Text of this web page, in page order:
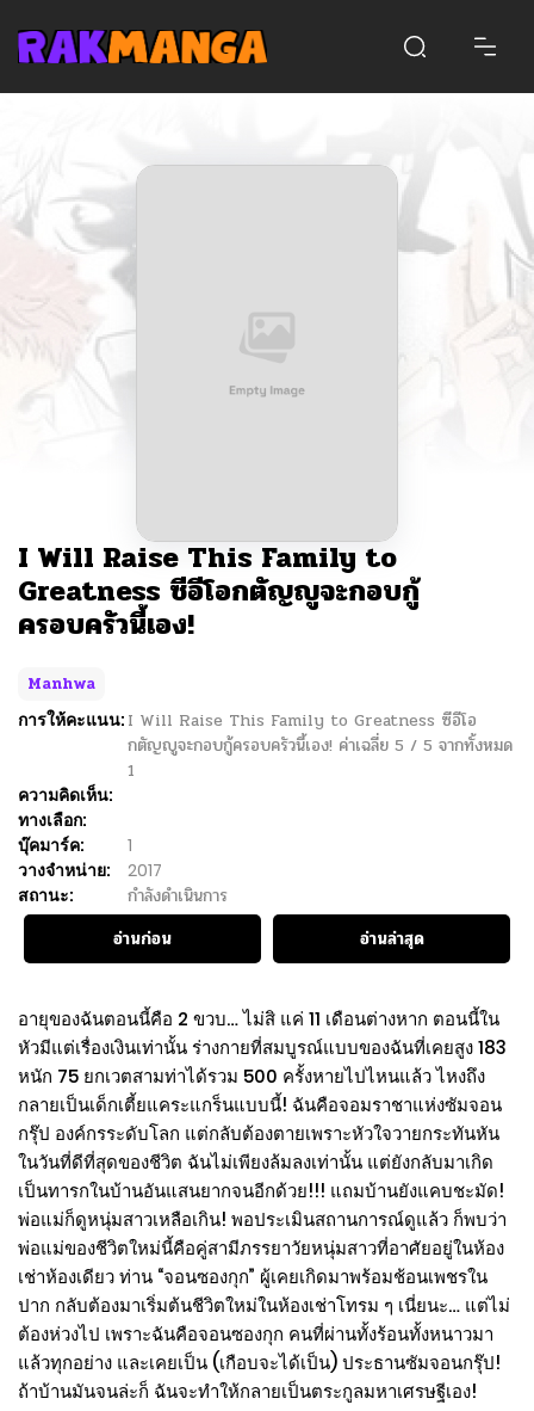
I Will Raise This Family to
Greatness ซีอีโอกตัญญูจะกอบกู้
ครอบครัวนี้เอง!
Manhwa
การให้คะแนน: I Will Raise This Family to Greatness ซีอีโอ
กตัญญูจะกอบกู้ครอบครัวนี้เอง! ค่าเฉลี่ย 5 / 5 จากทั้งหมด
1
ความคิดเห็น:
ทางเลือก:
บุ๊คมาร์ค:
1
วางจำหน่าย:
2017
สถานะ:
กำลังดำเนินการ
อ่านก่อน
อ่านล่าสุด
อายุของฉันตอนนี้คือ 2 ขวบ… ไม่สิ แค่ 11 เดือนต่างหาก ตอนนี้ใน
หัวมีแต่เรื่องเงินเท่านั้น ร่างกายที่สมบูรณ์แบบของฉันที่เคยสูง 183
หนัก 75 ยกเวตสามท่าได้รวม 500 ครั้งหายไปไหนแล้ว ไหงถึง
กลายเป็นเด็กเตี้ยแคระแกร็นแบบนี้! ฉันคือจอมราชาแห่งซัมจอน
กรุ๊ป องค์กรระดับโลก แต่กลับต้องตายเพราะหัวใจวายกระทันหัน
ในวันที่ดีที่สุดของชีวิต ฉันไม่เพียงล้มลงเท่านั้น แต่ยังกลับมาเกิด
เป็นทารกในบ้านอันแสนยากจนอีกด้วย!!! แถมบ้านยังแคบชะมัด!
พ่อแม่ก็ดูหนุ่มสาวเหลือเกิน! พอประเมินสถานการณ์ดูแล้ว ก็พบว่า
พ่อแม่ของชีวิตใหม่นี้คือคู่สามีภรรยาวัยหนุ่มสาวที่อาศัยอยู่ในห้อง
เช่าห้องเดียว ท่าน “จอนซองกุก” ผู้เคยเกิดมาพร้อมช้อนเพชรใน
ปาก กลับต้องมาเริ่มต้นชีวิตใหม่ในห้องเช่าโทรม ๆ เนี่ยนะ… แต่ไม่
ต้องห่วงไป เพราะฉันคือจอนซองกุก คนที่ผ่านทั้งร้อนทั้งหนาวมา
แล้วทุกอย่าง และเคยเป็น (เกือบจะได้เป็น) ประธานซัมจอนกรุ๊ป!
ถ้าบ้านมันจนล่ะก็ ฉันจะทำให้กลายเป็นตระกูลมหาเศรษฐีเอง!